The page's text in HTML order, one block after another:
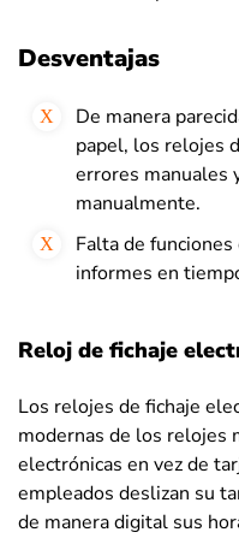
Desventajas
De manera
papel, los relojes
errores manuales
manualmente.
Falta de
informes en
Reloj de fichaje
Los relojes de fichaje
modernas de los relojes
electrónicas en vez de
empleados deslizan su
de manera digital sus